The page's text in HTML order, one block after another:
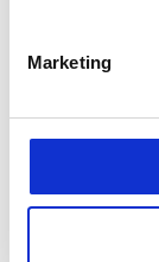
jeweiligen
das Setzen
Informationen
Marketing